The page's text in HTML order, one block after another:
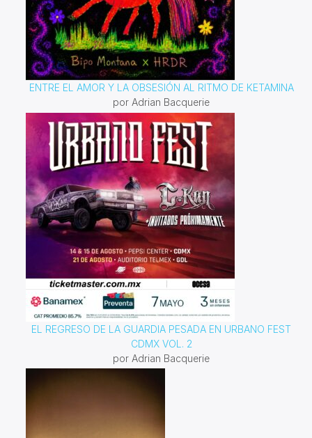
ENTRE EL AMOR Y LA OBSESIÓN AL RITMO DE KETAMINA
por Adrian Bacquerie
EL REGRESO DE LA GUARDIA PESADA EN URBANO FEST
CDMX VOL. 2
por Adrian Bacquerie